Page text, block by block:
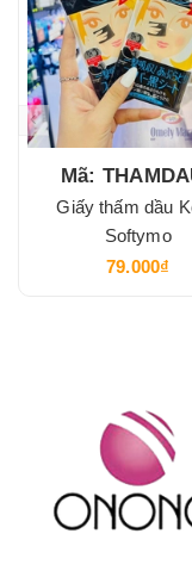
Mã:
Giấy thấm dầu
Softymo
79.000₫